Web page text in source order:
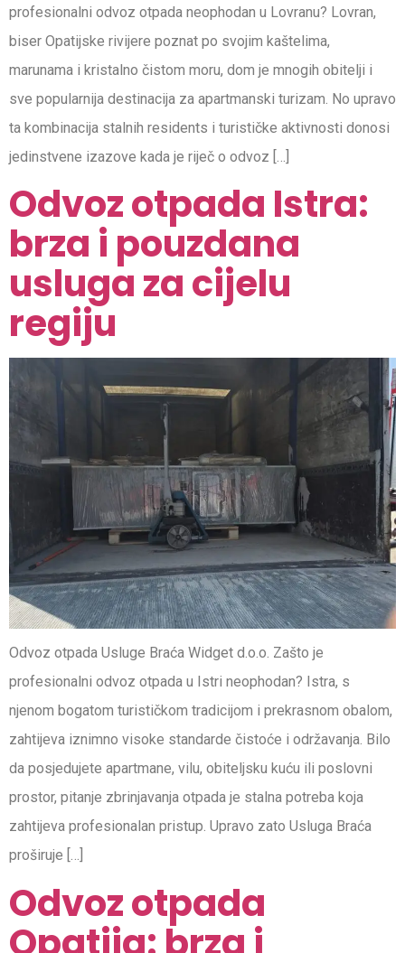
profesionalni odvoz otpada neophodan u Lovranu? Lovran,
biser Opatijske rivijere poznat po svojim kaštelima,
marunama i kristalno čistom moru, dom je mnogih obitelji i
sve popularnija destinacija za apartmanski turizam. No upravo
ta kombinacija stalnih residents i turističke aktivnosti donosi
jedinstvene izazove kada je riječ o odvoz […]
Odvoz otpada Istra:
brza i pouzdana
usluga za cijelu
regiju
Odvoz otpada Usluge Braća Widget d.o.o. Zašto je
profesionalni odvoz otpada u Istri neophodan? Istra, s
njenom bogatom turističkom tradicijom i prekrasnom obalom,
zahtijeva iznimno visoke standarde čistoće i održavanja. Bilo
da posjedujete apartmane, vilu, obiteljsku kuću ili poslovni
prostor, pitanje zbrinjavanja otpada je stalna potreba koja
zahtijeva profesionalan pristup. Upravo zato Usluga Braća
proširuje […]
Odvoz otpada
Opatija: brza i